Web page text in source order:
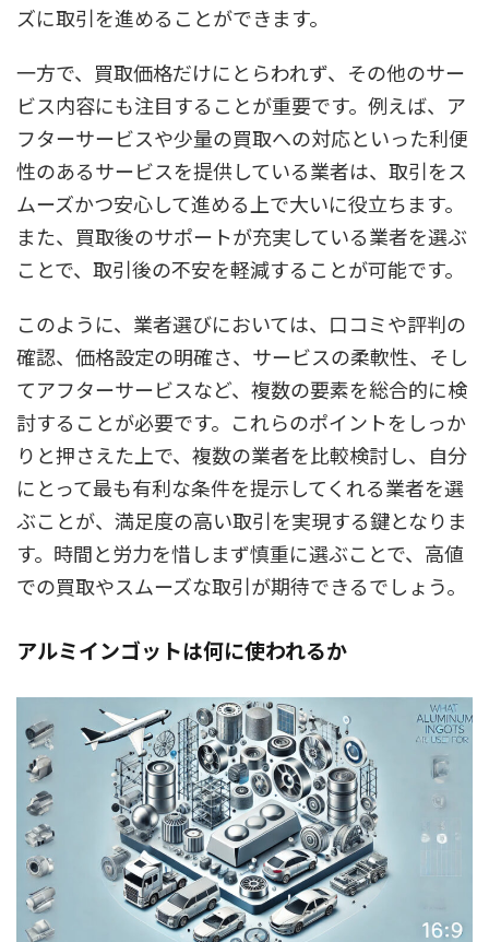
ズに取引を進めることができます。
一方で、買取価格だけにとらわれず、その他のサー
ビス内容にも注目することが重要です。例えば、ア
フターサービスや少量の買取への対応といった利便
性のあるサービスを提供している業者は、取引をス
ムーズかつ安心して進める上で大いに役立ちます。
また、買取後のサポートが充実している業者を選ぶ
ことで、取引後の不安を軽減することが可能です。
このように、業者選びにおいては、口コミや評判の
確認、価格設定の明確さ、サービスの柔軟性、そし
てアフターサービスなど、複数の要素を総合的に検
討することが必要です。これらのポイントをしっか
りと押さえた上で、複数の業者を比較検討し、自分
にとって最も有利な条件を提示してくれる業者を選
ぶことが、満足度の高い取引を実現する鍵となりま
す。時間と労力を惜しまず慎重に選ぶことで、高値
での買取やスムーズな取引が期待できるでしょう。
アルミインゴットは何に使われるか